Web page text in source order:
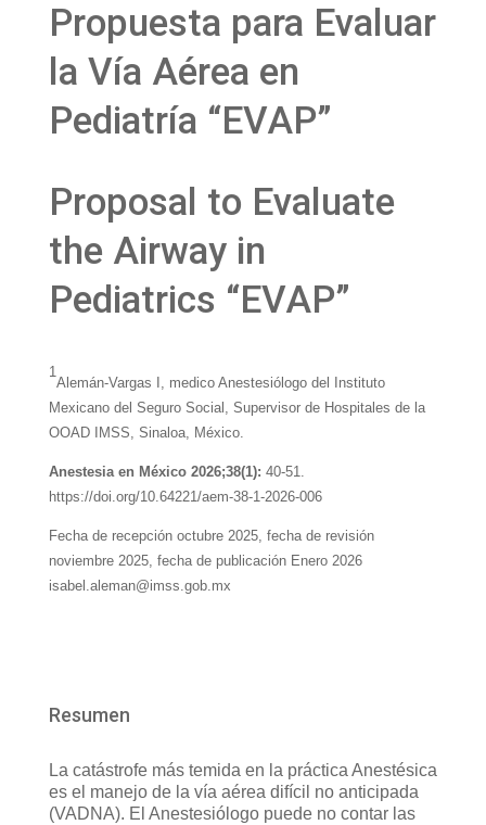
Propuesta para Evaluar
la Vía Aérea en
Pediatría “EVAP”
Proposal to Evaluate
the Airway in
Pediatrics “EVAP”
1
Alemán-Vargas I, medico Anestesiólogo del Instituto
Mexicano del Seguro Social, Supervisor de Hospitales de la
OOAD IMSS, Sinaloa, México.
Anestesia en México 2026;38(1): 40-51.
https://doi.org/10.64221/aem-38-1-2026-006
Fecha de recepción octubre 2025, fecha de revisión
noviembre 2025, fecha de publicación Enero 2026
isabel.aleman@imss.gob.mx
Resumen
La catástrofe más temida en la práctica Anestésica
es el manejo de la vía aérea difícil no anticipada
(VADNA). El Anestesiólogo puede no contar las